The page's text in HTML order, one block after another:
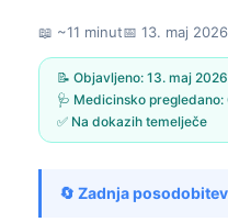
📖 ~11 minut📅 13. maj 2026
📝 Objavljeno: 13. maj 2026
🩺 Medicinsko pregledano:
✅ Na dokazih temelječe
🔄 Zadnja